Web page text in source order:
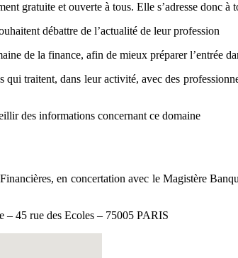
gratuite et ouverte à tous. Elle s’adresse donc
débattre de l’actualité de leur profession
de la finance, afin de mieux préparer l’entrée
dans leur activité, avec des
des informations concernant ce domaine
en concertation avec le Magistère
– 45 rue des Ecoles – 75005 PARIS